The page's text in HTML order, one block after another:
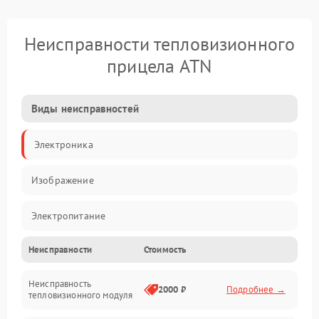
Неисправности тепловизионного
прицела ATN
Виды неисправностей
Электроника
Изображение
Электропитание
Измерения
Матрица
Неисправности Стоимость
Неисправность
тепловизионного модуля
2000 ₽ Подробнее →